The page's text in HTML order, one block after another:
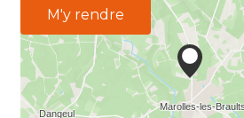
M'y rendre